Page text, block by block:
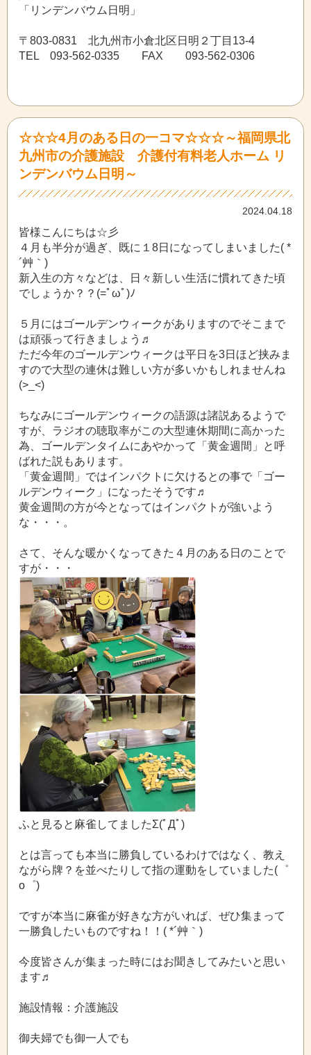
「リンデンバウム日明」
〒803-0831 北九州市小倉北区日明２丁目13-4
TEL 093-562-0335 FAX 093-562-0306
☆☆☆4月のある日の一コマ☆☆☆～福岡県北
九州市の介護施設 介護付有料老人ホーム リ
ンデンバウム日明～
2024.04.18
皆様こんにちは☆彡
４月も半分が過ぎ、既に１8日になってしまいました( *
´艸｀)
新入生の方々などは、日々新しい生活に慣れてきた頃
でしょうか？？(=ﾟωﾟ)ﾉ
５月にはゴールデンウィークがありますのでそこまで
は頑張って行きましょう♬
ただ今年のゴールデンウィークは平日を3日ほど挟みま
すので大型の連休は難しい方が多いかもしれませんね
(>_<)
ちなみにゴールデンウィークの語源は諸説あるようで
すが、ラジオの聴取率がこの大型連休期間に高かった
為、ゴールデンタイムにあやかって「黄金週間」と呼
ばれた説もあります。
「黄金週間」ではインパクトに欠けるとの事で「ゴー
ルデンウィーク」になったそうです♬
黄金週間の方が今となってはインパクトが強いよう
な・・・。
さて、そんな暖かくなってきた４月のある日のことで
すが・・・
ふと見ると麻雀してましたΣ(ﾟДﾟ)
とは言っても本当に勝負しているわけではなく、教え
ながら牌？を並べたりして指の運動をしていました(゜
o゜)
ですが本当に麻雀が好きな方がいれば、ぜひ集まって
一勝負したいものですね！！( *´艸｀)
今度皆さんが集まった時にはお聞きしてみたいと思い
ます♬
施設情報：介護施設
御夫婦でも御一人でも